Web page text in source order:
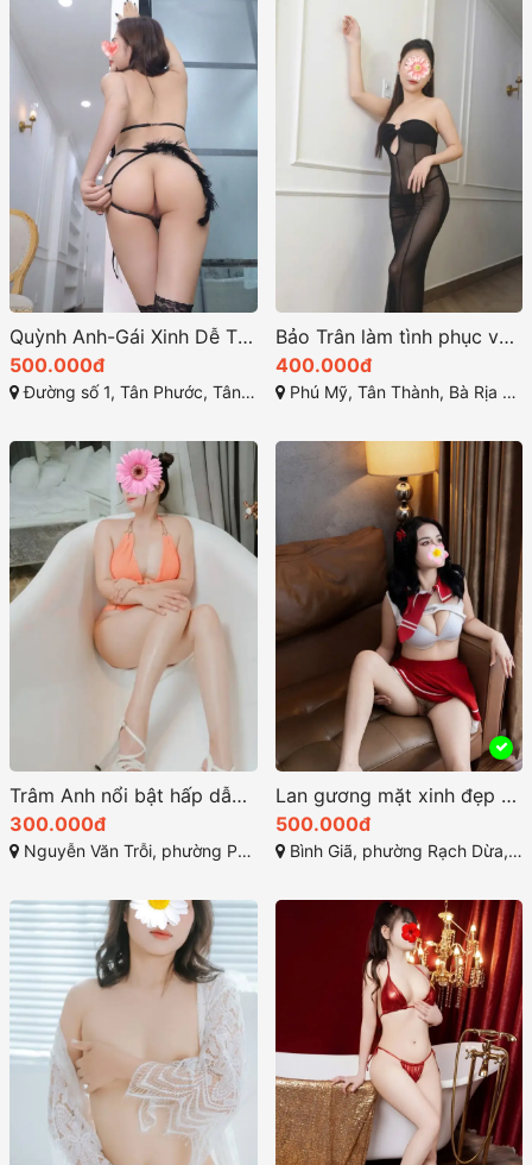
Quỳnh Anh-Gái Xinh Dễ Thương Thương Hiệu Dịch Vụ Đỉnh Cao
500.000đ
Đường số 1, Tân Phước, Tân Thành, Bà Rịa - Vũng Tàu
Bảo Trân làm tình phục vụ tốt làm tình giỏi
400.000đ
Phú Mỹ, Tân Thành, Bà Rịa - Vũng Tàu
Trâm Anh nổi bật hấp dẫn và kỹ năng phục vụ chuyên nghiệp
300.000đ
Nguyễn Văn Trỗi, phường Phước Hưng, Bà Rịa, Bà Rịa - Vũng Tàu
Lan gương mặt xinh đẹp sở hữu thân hình lý tưởng
500.000đ
Bình Giã, phường Rạch Dừa, Thành phố Vũng Tầu, Bà Rịa - Vũng Tàu